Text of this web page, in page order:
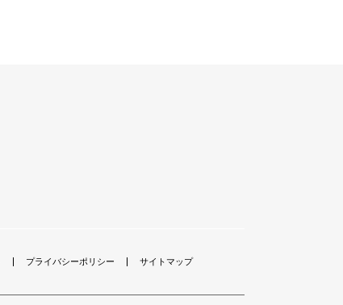
プライバシーポリシー サイトマップ